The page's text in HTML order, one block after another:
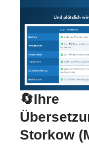
🔄Ihre
Storkow